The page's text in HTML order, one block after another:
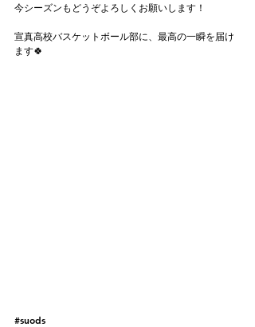
今シーズンもどうぞよろしくお願いします！
宣真高校バスケットボール部に、最高の一瞬を届け
ます🍀
#suods